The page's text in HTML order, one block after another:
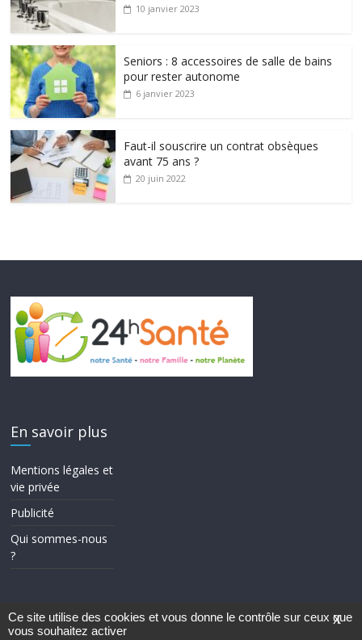
10 janvier 2023
Seniors : 8 accessoires de salle de bains
pour rester autonome
6 janvier 2023
Faut-il souscrire un contrat obsèques
avant 75 ans ?
20 juin 2022
En savoir plus
Mentions légales et
vie privée
Publicité
Qui sommes-nous
?
Copyright © 2026
X
Ce site utilise des cookies et vous donne le contrôle sur ceux que
vous souhaitez activer